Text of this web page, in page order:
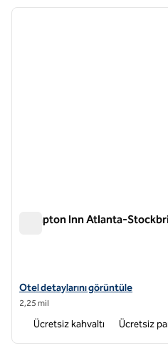
1 / 12
Hampton Inn Atlanta-
Hampton Inn Atlanta-
Otel detaylarını görüntüle
2,25 mil
Ücretsiz kahvaltı Ücretsiz